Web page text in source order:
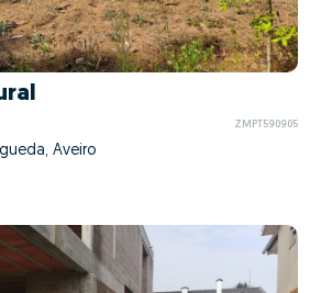
ZMPT590905
Aveiro